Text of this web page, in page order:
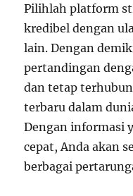
Pilihlah platform
kredibel dengan
lain. Dengan
pertandingan
dan tetap
terbaru dalam
Dengan informasi
cepat, Anda akan
berbagai